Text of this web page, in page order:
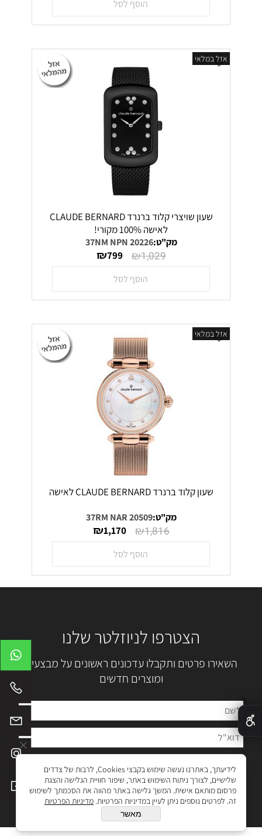
הוסף לסל
אזל במלאי
שעון שויצרי קלוד ברנרד CLAUDE BERNARD
לאישה 100% מקורי!
מק"ט:20226 37NM NPN
₪1,029
₪799
הוסף לסל
אזל במלאי
שעון קלוד ברנרד CLAUDE BERNARD לאישה
מק"ט:20509 37RM NAR
₪1,816
₪1,170
הוסף לסל
הצטרפו לניוזלטר שלנו
השאירו פרטים ותקבלו עדכונים ראשונים על מבצעים
ומוצרים חדשים
✕
לידיעתך, באתרנו נעשה שימוש בקבצי Cookies, לרבות של צדדים
שלישיים, לצורך ניתוח השימוש באתר, שיפור חוויית הגלישה והצגת
פרסום מותאם אישית. המשך גלישה באתר מהווה את הסכמתך לשימוש
זה. לפרטים נוספים ניתן לעיין במדיניות הפרטיות. מדיניות הפרטיות
מאשר